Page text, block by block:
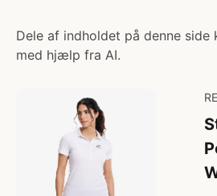
Dele af indholdet på denne
med hjælp fra AI.